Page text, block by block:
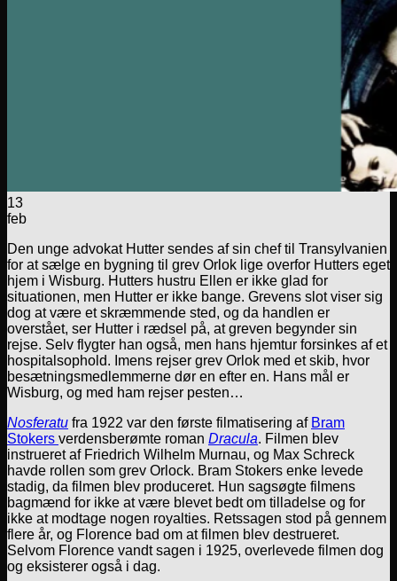
13
feb
Den unge advokat Hutter sendes af sin chef til Transylvanien
for at sælge en bygning til grev Orlok lige overfor Hutters eget
hjem i Wisburg. Hutters hustru Ellen er ikke glad for
situationen, men Hutter er ikke bange. Grevens slot viser sig
dog at være et skræmmende sted, og da handlen er
overstået, ser Hutter i rædsel på, at greven begynder sin
rejse. Selv flygter han også, men hans hjemtur forsinkes af et
hospitalsophold. Imens rejser grev Orlok med et skib, hvor
besætningsmedlemmerne dør en efter en. Hans mål er
Wisburg, og med ham rejser pesten…
Nosferatu fra 1922 var den første filmatisering af Bram
Stokers verdensberømte roman Dracula. Filmen blev
instrueret af Friedrich Wilhelm Murnau, og Max Schreck
havde rollen som grev Orlock. Bram Stokers enke levede
stadig, da filmen blev produceret. Hun sagsøgte filmens
bagmænd for ikke at være blevet bedt om tilladelse og for
ikke at modtage nogen royalties. Retssagen stod på gennem
flere år, og Florence bad om at filmen blev destrueret.
Selvom Florence vandt sagen i 1925, overlevede filmen dog
og eksisterer også i dag.